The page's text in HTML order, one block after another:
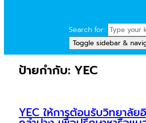
Search for:
Toggle sidebar &
ป้ายกำกับ: YEC
YEC ให้การต้อนรับวิทยาลัย